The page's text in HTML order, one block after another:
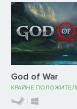
God of War
КРАЙНЕ